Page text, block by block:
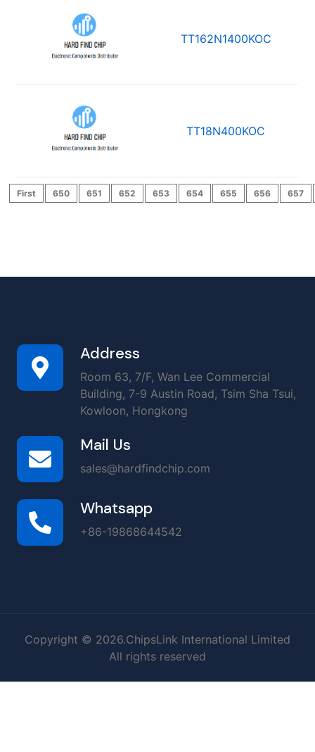
TT162N1400KOC
TT18N400KOC
First 650 651 652 653 654 655 656 657
Address
Room 63, 7/F, Wan Lee Commercial
Building, 7-9 Austin Road, Tsim Sha Tsui,
Kowloon, Hongkong
Mail Us
sales@hardfindchip.com
Whatsapp
+86-19868644542
Copyright © 2026.ChipsLink International Limited
All rights reserved